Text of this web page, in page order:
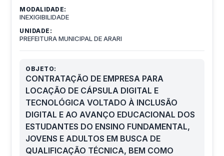
MODALIDADE:
INEXIGIBILIDADE
UNIDADE:
PREFEITURA MUNICIPAL DE ARARI
OBJETO:
CONTRATAÇÃO DE EMPRESA PARA
LOCAÇÃO DE CÁPSULA DIGITAL E
TECNOLÓGICA VOLTADO À INCLUSÃO
DIGITAL E AO AVANÇO EDUCACIONAL DOS
ESTUDANTES DO ENSINO FUNDAMENTAL,
JOVENS E ADULTOS EM BUSCA DE
QUALIFICAÇÃO TÉCNICA, BEM COMO